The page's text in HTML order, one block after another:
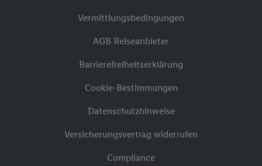
Vermittlungsbedingungen
AGB Reiseanbieter
Barrierefreiheitserklärung
Cookie-Bestimmungen
Datenschutzhinweise
Versicherungsvertrag widerrufen
Compliance